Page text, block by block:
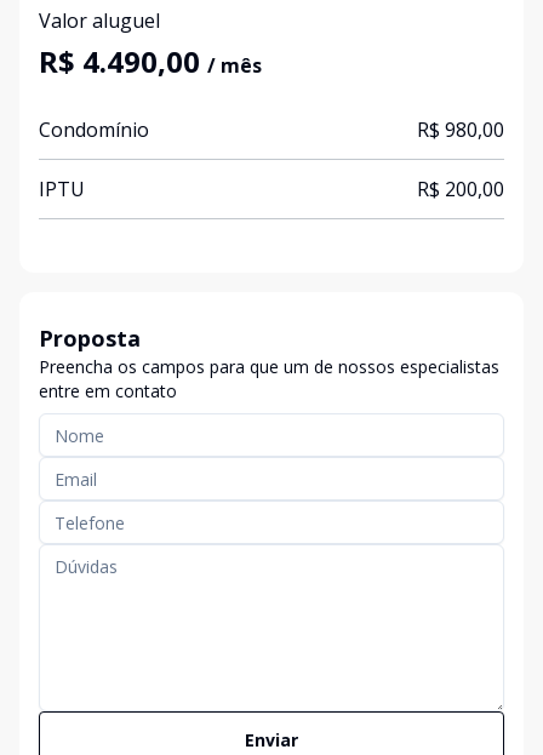
Valor aluguel
R$ 4.490,00 / mês
Condomínio R$ 980,00
IPTU R$ 200,00
Proposta
Preencha os campos para que um de nossos especialistas
entre em contato
Enviar